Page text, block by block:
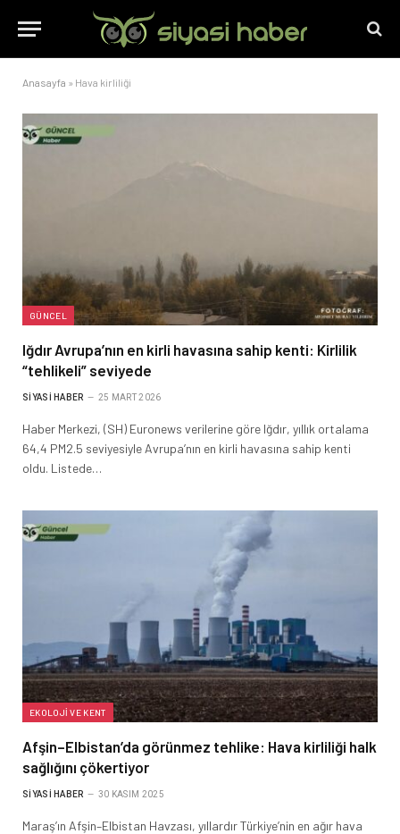
Anasayfa » Hava kirliliği
GÜNCEL
Iğdır Avrupa’nın en kirli havasına sahip kenti: Kirlilik
“tehlikeli” seviyede
SIYASI HABER 25 MART 2026
Haber Merkezi, (SH) Euronews verilerine göre Iğdır, yıllık ortalama
64,4 PM2.5 seviyesiyle Avrupa’nın en kirli havasına sahip kenti
oldu. Listede…
EKOLOJI VE KENT
Afşin–Elbistan’da görünmez tehlike: Hava kirliliği halk
sağlığını çökertiyor
SIYASI HABER 30 KASIM 2025
Maraş’ın Afşin–Elbistan Havzası, yıllardır Türkiye’nin en ağır hava